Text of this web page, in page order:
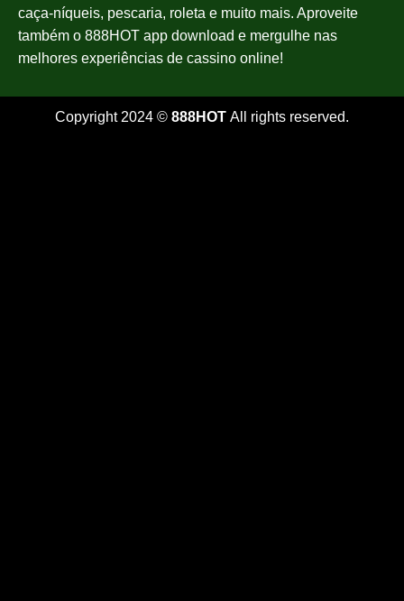
caça-níqueis, pescaria, roleta e muito mais. Aproveite
também o 888HOT app download e mergulhe nas
melhores experiências de cassino online!
Copyright 2024 © 888HOT All rights reserved.